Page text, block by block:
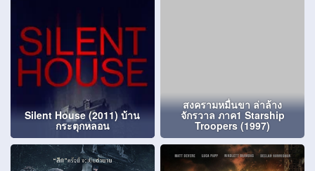
Silent House (2011) บ้าน
กระตุกหลอน
สงครามหมื่นขา ล่าล้าง
จักรวาล ภาค1 Starship
Troopers (1997)